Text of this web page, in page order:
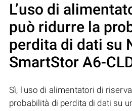
L’uso di
può ridurre la
perdita di dati su
SmartStor A6-
Sì, l'uso di alimentatori di
probabilità di perdita di dati su